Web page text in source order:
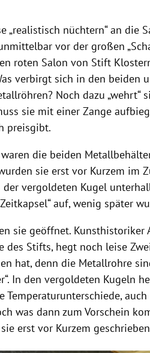
„realistisch nüchtern“ an die
vor der großen
roten Salon von Stift
verbirgt sich in den beiden
Noch dazu „wehrt“
sie mit einer Zange
preisgibt.
waren die beiden
sie erst vor Kurzem im
vergoldeten Kugel
auf, wenig später
sie geöffnet. Kunsthistoriker
des Stifts, hegt noch leise
hat, denn die Metallrohre
In den vergoldeten Kugeln
Temperaturunterschiede,
was dann zum Vorschein
erst vor Kurzem